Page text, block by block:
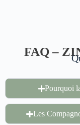
FAQ –
Pourquoi
Les